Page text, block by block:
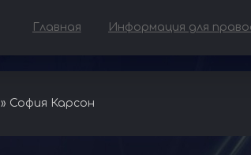
Главная Информация для
» София Карсон